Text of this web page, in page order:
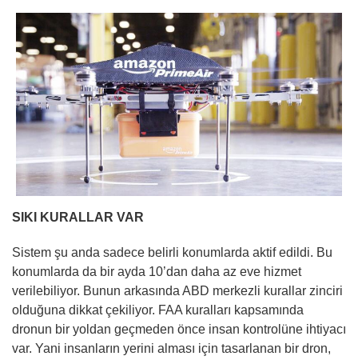
SIKI KURALLAR VAR
Sistem şu anda sadece belirli konumlarda aktif edildi. Bu
konumlarda da bir ayda 10’dan daha az eve hizmet
verilebiliyor. Bunun arkasında ABD merkezli kurallar zinciri
olduğuna dikkat çekiliyor. FAA kuralları kapsamında
dronun bir yoldan geçmeden önce insan kontrolüne ihtiyacı
var. Yani insanların yerini alması için tasarlanan bir dron,